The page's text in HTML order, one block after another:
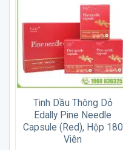
Tinh Dầu Thông Dỏ
Edally Pine Needle
Capsule (Red), Hộp 180
Viên